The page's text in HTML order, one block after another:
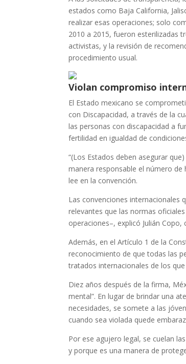
estados como Baja California,
realizar esas operaciones; solo
2010 a 2015, fueron esterilizadas
activistas, y la revisión de
procedimiento usual.
Violan compromiso
El Estado mexicano se
con Discapacidad, a través de la
las personas con discapacidad a
fertilidad en igualdad de
“(Los Estados deben asegurar
manera responsable el número
lee en la convención.
Las convenciones internacionales
relevantes que las normas
operaciones–, explicó Julián
Además, en el Artículo 1 de la
reconocimiento de que todas las
tratados internacionales de los
Diez años después de la firma,
mental”. En lugar de brindar una
necesidades, se somete a las
cuando sea violada quede
Por ese agujero legal, se cuelan
y porque es una manera de